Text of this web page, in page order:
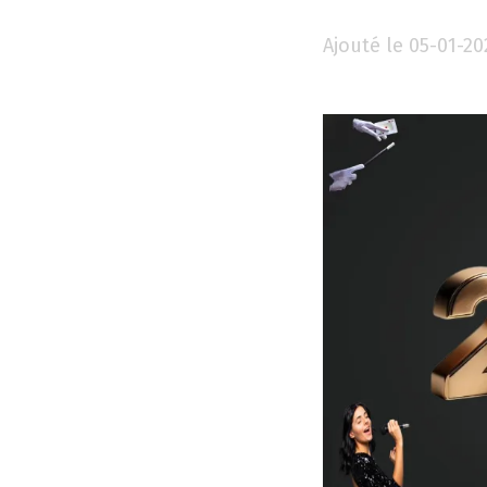
Ajouté le 05-01-